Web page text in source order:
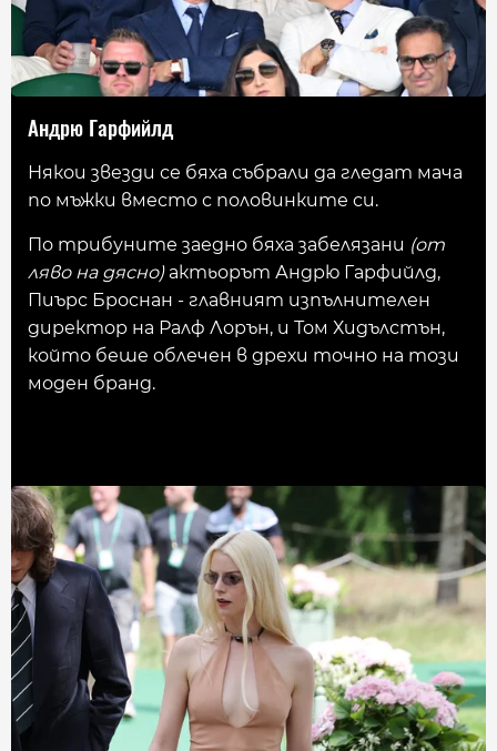
Андрю Гарфийлд
Някои звезди се бяха събрали да гледат мача
по мъжки вместо с половинките си.
По трибуните заедно бяха забелязани (от
ляво на дясно)актьорът Андрю Гарфийлд,
Пиърс Броснан - главният изпълнителен
директор на Ралф Лорън, и Том Хидълстън,
който беше облечен в дрехи точно на този
моден бранд.